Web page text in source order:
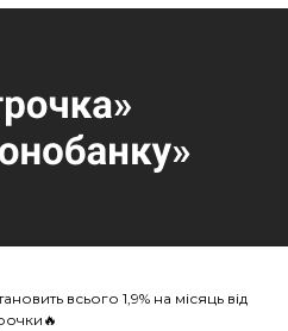
всього 1,9% на місяць від